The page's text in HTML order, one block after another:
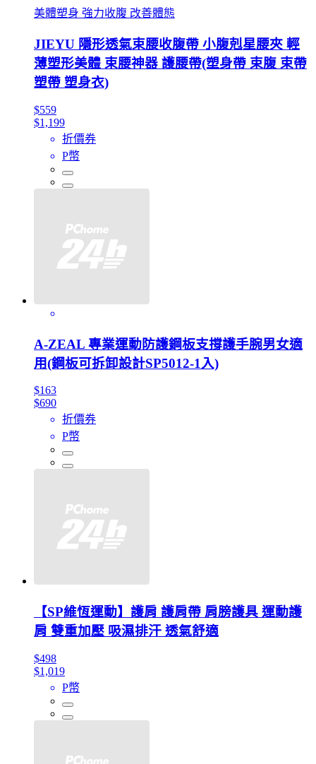
美體塑身 強力收腹 改善體態
JIEYU 隱形透氣束腰收腹帶 小腹剋星腰夾 輕
薄塑形美體 束腰神器 護腰帶(塑身帶 束腹 束帶
塑帶 塑身衣)
$559
$1,199
折價券
P幣
A-ZEAL 專業運動防護鋼板支撐護手腕男女適
用(鋼板可拆卸設計SP5012-1入)
$163
$690
折價券
P幣
【SP維恆運動】護肩 護肩帶 肩膀護具 運動護
肩 雙重加壓 吸濕排汗 透氣舒適
$498
$1,019
P幣